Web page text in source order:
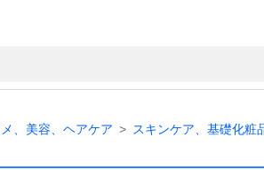
、美容、ヘアケア スキンケア、基礎化粧